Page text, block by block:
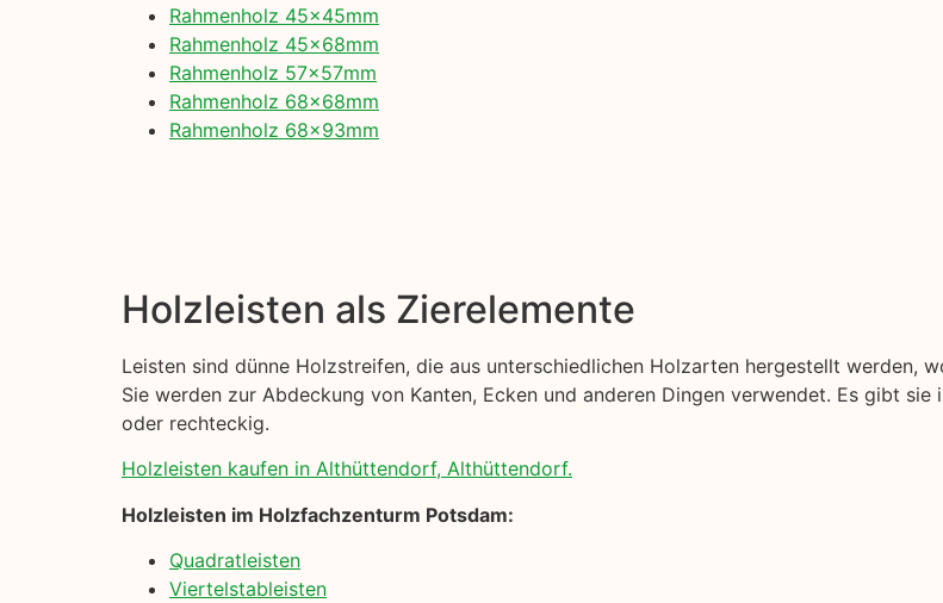
Rahmenholz 45x45mm
Rahmenholz 45x68mm
Rahmenholz 57x57mm
Rahmenholz 68x68mm
Rahmenholz 68x93mm
Holzleisten als Zierelemente
Leisten sind dünne Holzstreifen, die aus unterschiedlichen Holzarten hergestellt werden,
Sie werden zur Abdeckung von Kanten, Ecken und anderen Dingen verwendet. Es gibt
oder rechteckig.
Holzleisten kaufen in Althüttendorf, Althüttendorf.
Holzleisten im Holzfachzenturm Potsdam:
Quadratleisten
Viertelstableisten